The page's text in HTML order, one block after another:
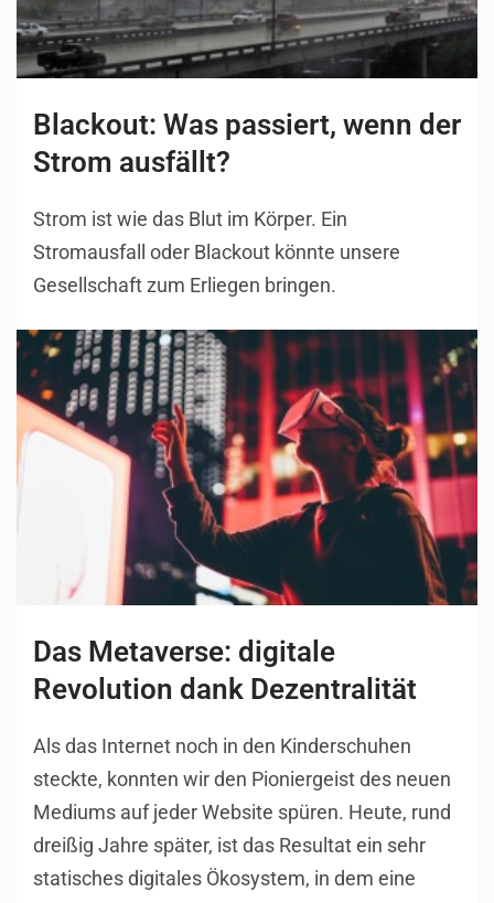
Blackout: Was passiert, wenn der
Strom ausfällt?
Strom ist wie das Blut im Körper. Ein
Stromausfall oder Blackout könnte unsere
Gesellschaft zum Erliegen bringen.
Das Metaverse: digitale
Revolution dank Dezentralität
Als das Internet noch in den Kinderschuhen
steckte, konnten wir den Pioniergeist des neuen
Mediums auf jeder Website spüren. Heute, rund
dreißig Jahre später, ist das Resultat ein sehr
statisches digitales Ökosystem, in dem eine